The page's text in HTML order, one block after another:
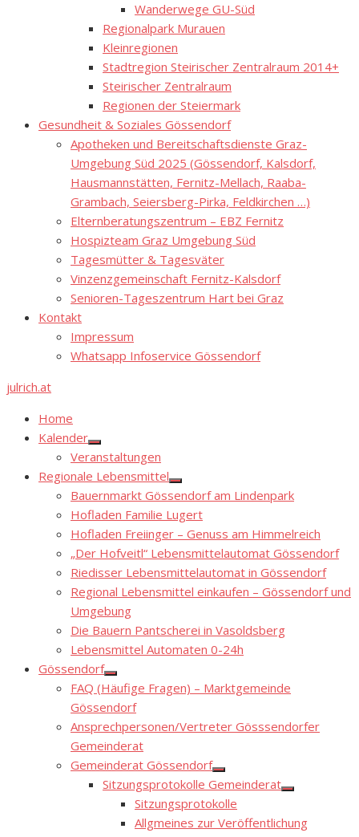
Wanderwege GU-Süd
Regionalpark Murauen
Kleinregionen
Stadtregion Steirischer Zentralraum 2014+
Steirischer Zentralraum
Regionen der Steiermark
Gesundheit & Soziales Gössendorf
Apotheken und Bereitschaftsdienste Graz-
Umgebung Süd 2025 (Gössendorf, Kalsdorf,
Hausmannstätten, Fernitz-Mellach, Raaba-
Grambach, Seiersberg-Pirka, Feldkirchen …)
Elternberatungszentrum – EBZ Fernitz
Hospizteam Graz Umgebung Süd
Tagesmütter & Tagesväter
Vinzenzgemeinschaft Fernitz-Kalsdorf
Senioren-Tageszentrum Hart bei Graz
Kontakt
Impressum
Whatsapp Infoservice Gössendorf
julrich.at
Home
Kalender
Show
sub
menu
Veranstaltungen
Regionale Lebensmittel
Show
sub
menu
Bauernmarkt Gössendorf am Lindenpark
Hofladen Familie Lugert
Hofladen Freiinger – Genuss am Himmelreich
„Der Hofveitl“ Lebensmittelautomat Gössendorf
Riedisser Lebensmittelautomat in Gössendorf
Regional Lebensmittel einkaufen – Gössendorf und
Umgebung
Die Bauern Pantscherei in Vasoldsberg
Lebensmittel Automaten 0-24h
Gössendorf
Show
sub
menu
FAQ (Häufige Fragen) – Marktgemeinde
Gössendorf
Ansprechpersonen/Vertreter Gösssendorfer
Gemeinderat
Gemeinderat Gössendorf
Show
sub
menu
Sitzungsprotokolle Gemeinderat
Show
menu
Sitzungsprotokolle
Allgmeines zur Veröffentlichung